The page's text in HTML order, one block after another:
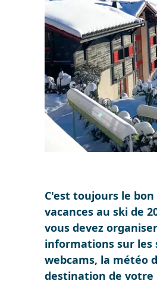
C'est toujours le
vacances au ski de
vous devez
informations sur les
webcams, la météo
destination de votre